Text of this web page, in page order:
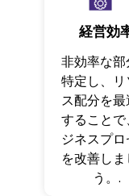
経営効
非効率な部
特定し、リ
ス配分を
すること
ジネスプロ
を改善しま
う。.